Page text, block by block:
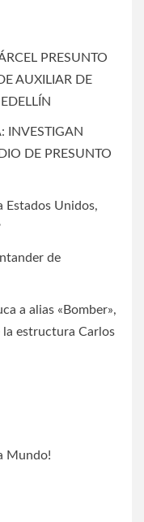
PRESUNTO
AUXILIAR DE
INVESTIGAN
DE PRESUNTO
Estados Unidos,
de
a alias «Bomber»,
estructura Carlos
Mundo!